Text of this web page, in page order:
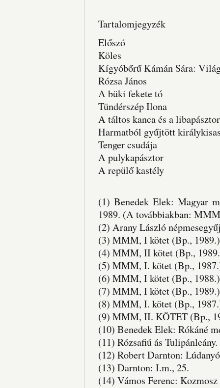
Tartalomjegyzék
Előszó
Köles
Kígyóbőrű Kámán Sára:
Rózsa János
A büki fekete tó
Tündérszép Ilona
A táltos kanca és a
Harmatból gyűjtött
Tenger csudája
A pulykapásztor
A repülő kastély
(1) Benedek Elek: Magyar
1989. (A továbbiakban:
(2) Arany László
(3) MMM, I kötet (Bp., 1989.)
(4) MMM, II kötet (Bp.,
(5) MMM, I. kötet (Bp.,
(6) MMM, I kötet (Bp., 1988.)
(7) MMM, I kötet (Bp.,
(8) MMM, I. kötet (Bp.,
(9) MMM, II. KÖTET (Bp.,
(10) Benedek Elek: Rókáné
(11) Rózsafiú ás
(12) Robert Darnton:
(13) Darnton: I.m., 25.
(14) Vámos Ferenc: